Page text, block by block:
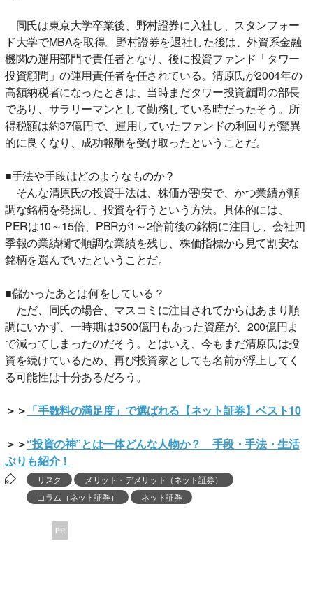
同氏は東京大学卒業後、野村證券に入社し、スタンフォー
ド大学でMBAを取得。野村證券を退社した後は、外資系金融
機関の運用部門で責任者となり、後に投資ファンド「タワー
投資顧問」の運用責任者を任されている。清原氏が2004年の
高額納税者になったときは、当時まだタワー投資顧問の部長
であり、サラリーマンとして勤務している時だったそう。所
得税額は約37億円で、運用していたファンドの利回りが驚異
的に良くなり、成功報酬を受け取ったということだ。
■手法や手段はどのようなものか？
そんな清原氏の投資手法は、株価が割安で、かつ業績が順
調な銘柄を発掘し、投資を行うという方法。具体的には、
PERは10～15倍、PBRが1～2倍前後の銘柄に注目し、会社四
季報の業績欄で順調な業績を残し、株価指標から見て割安な
銘柄を選んでいたということだ。
■儲かったあとは何をしている？
ただ、同氏の場合、マスコミに注目されてからはあまり順
調にいかず、一時期は3500億円もあった資産が、200億円ま
で減ってしまったのだそう。とはいえ、今もまだ清原氏は投
資を続けているため、再び投資家としても名前が浮上してく
る可能性は十分あるだろう。
＞＞ 「手数料の満足度」で選ばれる【ネット証券】ベスト10
＞＞“投資の神”とは一体どんな人物か？ 手段・手法・生活
ぶりも紹介！
リスク
メリット・デメリット（ネット証券）
コラム（ネット証券）
ネット証券
PR